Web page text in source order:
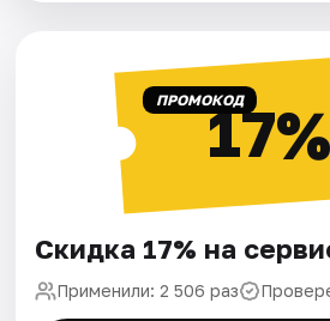
ПРОМОКОД17%
Скидка 17% на
Применили: 2 506 раз